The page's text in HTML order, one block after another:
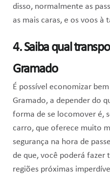
disso, normalmente as
as mais caras, e os voos à
4. Saiba qual
Gramado
É possível economizar
Gramado, a depender do
forma de se locomover é,
carro, que oferece muito
segurança na hora de
de que, você poderá fazer
regiões próximas